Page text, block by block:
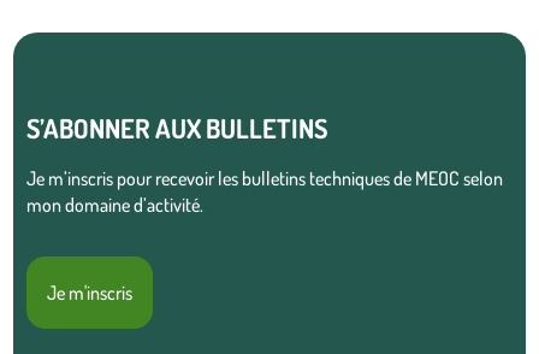
S’ABONNER AUX BULLETINS
Je m’inscris pour recevoir les bulletins techniques de MEOC selon
mon domaine d’activité.
Je m'inscris